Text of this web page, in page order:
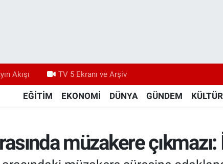
Akışı TV 5 Ekranı ve Arşiv
EĞİTİM EKONOMİ DÜNYA GÜNDEM
müzakere